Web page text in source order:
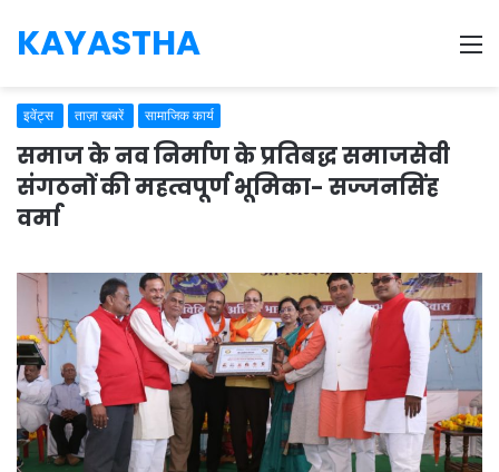
KAYASTHA
इवेंट्स ताज़ा खबरें सामाजिक कार्य
समाज के नव निर्माण के प्रतिबद्ध समाजसेवी
संगठनों की महत्वपूर्ण भूमिका- सज्जनसिंह
वर्मा